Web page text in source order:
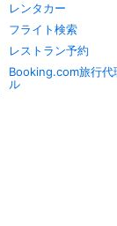
レンタカー
フライト検索
レストラン予約
Booking.com旅行代
ル